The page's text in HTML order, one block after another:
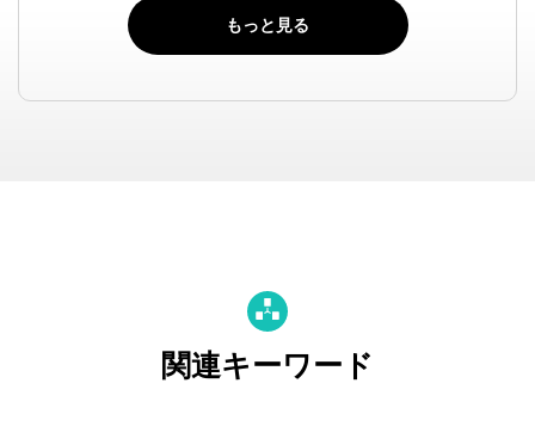
もっと見る
関連キーワード